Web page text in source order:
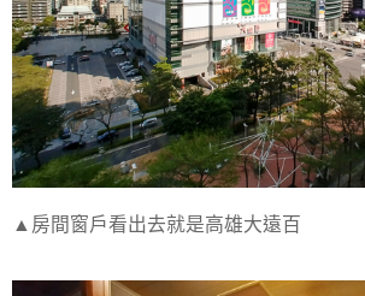
▲房間窗戶看出去就是高雄大遠百